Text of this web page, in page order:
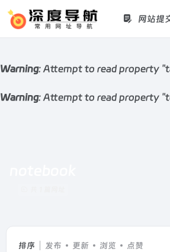
Warning: Attempt to read property
Warning: Attempt to read property
网站提
排序 发布 更新 浏览 点赞